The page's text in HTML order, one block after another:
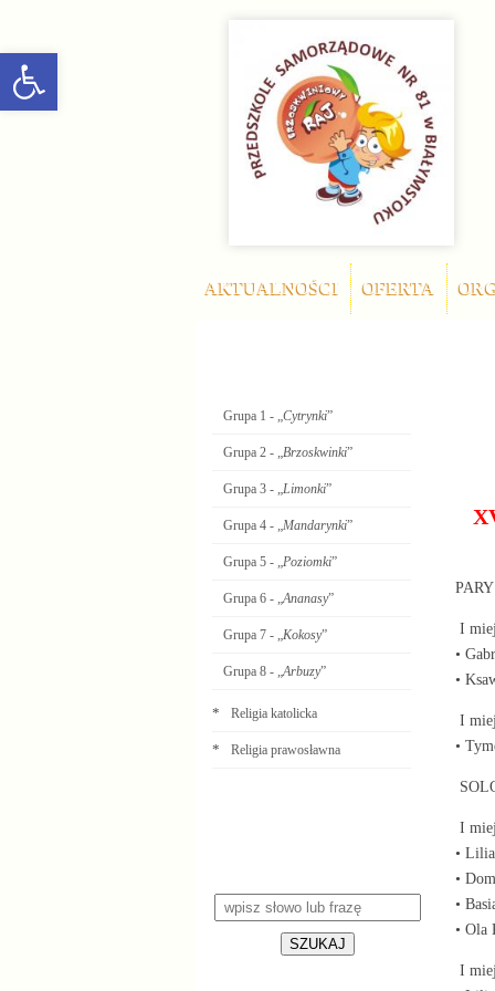
rozwiń/zwiń panel
AKTUALNOŚCI OFERTA
Grupa 1 - „Cytrynki”
Grupa 2 - „Brzoskwinki”
Grupa 3 - „Limonki”
Grupa 4 - „Mandarynki”
Grupa 5 - „Poziomki”
Grupa 6 - „Ananasy”
Grupa 7 - „Kokosy”
Grupa 8 - „Arbuzy”
* Religia katolicka
* Religia prawosławna
SZUKAJ
I
•
•
I
•
I
•
•
•
• Ola
I